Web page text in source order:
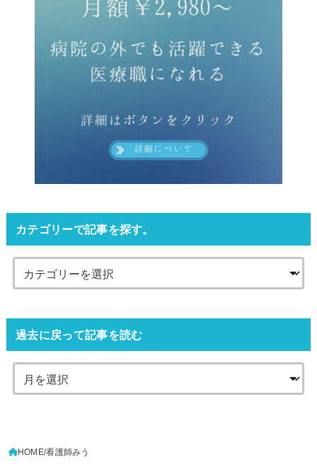
カテゴリーで記事を探す。
過去に戻って記事を読む
HOME 看護師みう